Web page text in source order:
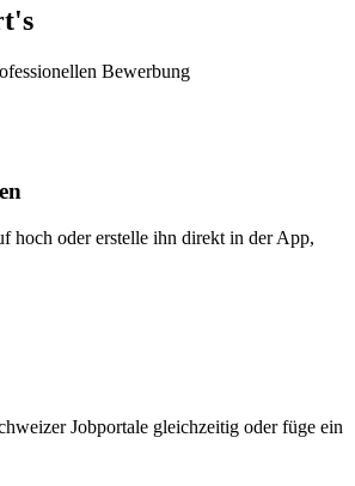
Bewerbung
hoch oder erstelle ihn direkt in der App,
Jobportale gleichzeitig oder füge ein